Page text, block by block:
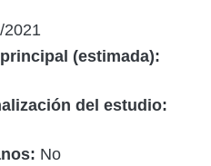
2021
(estimada):
del estudio:
No